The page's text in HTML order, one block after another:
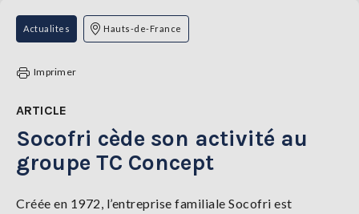
THÉMATIQUES
RÉGIONS
TENDANCES
SERVICES
GAZETTE
Actualites Hauts-de-France
Imprimer
ARTICLE
Socofri cède son activité au
groupe TC Concept
Créée en 1972, l’entreprise familiale Socofri est